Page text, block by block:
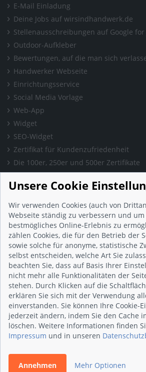
E-Mail Einladung
Deine Jobs auf wirsindhandwerk.de
Stellenausschreibungen auf Google for
Outdoor-Aufkleber
Bewertungen, auf die man sich
Handwerker Webseite
Einrichtungsservice
Social Media Vorlage
Web-App
Widget
SEO-Widget
Zertifikat für Kundenzufriedenheit
Die 100er, 250er und 500er Zertifikate
Presse & Wissen
Presse und Informationen
Blog
Häufig gestellte Fragen (FAQ)
Studie: Digitalisierungsbarometer
Initiative gegen Fake-Bewertungen
Kunden Informationen
Beratungsgespräch vereinbaren
Impressum
Datenschutz
AGB
Nutzungsbedingungen
Unsere Cookie
Wir verwenden Cookies (auch von
Webseite ständig zu verbessern und
bestmögliches Online-Erlebnis zu
zählen Cookies, die für den Betrieb der
sowie solche für anonyme, statistische
selbst entscheiden, welche Art Sie
beachten Sie, dass auf Basis Ihrer
nicht mehr alle Funktionalitäten der
stehen. Durch Klicken auf die
erklären Sie sich mit der Verwendung
einverstanden. Sie können Ihre Cookie-
jederzeit ändern, indem Sie den Cache
löschen. Weitere Informationen finden
Impressum und in unseren
Annehmen Mehr Optionen